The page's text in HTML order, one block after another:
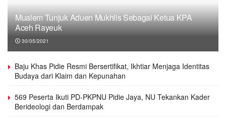
Mualem Tunjuk Aduen Mukhlis Sebagai Ketua KPA
Aceh Rayeuk
30/05/2021
Baju Khas Pidie Resmi Bersertifikat, Ikhtiar Menjaga Identitas
Budaya dari Klaim dan Kepunahan
569 Peserta Ikuti PD-PKPNU Pidie Jaya, NU Tekankan Kader
Berideologi dan Berdampak